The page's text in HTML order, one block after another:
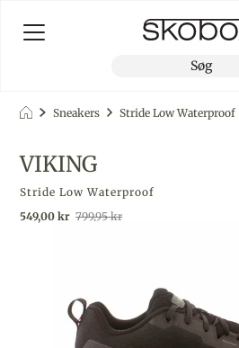
Sneakers Stride Low Waterproof
VIKING
Stride Low Waterproof
549,00 kr 799,95 kr